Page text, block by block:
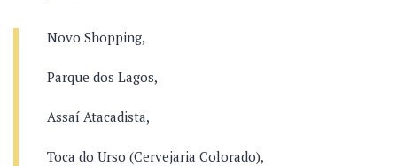
Novo Shopping,
Parque dos Lagos,
Assaí Atacadista,
Toca do Urso (Cervejaria Colorado),